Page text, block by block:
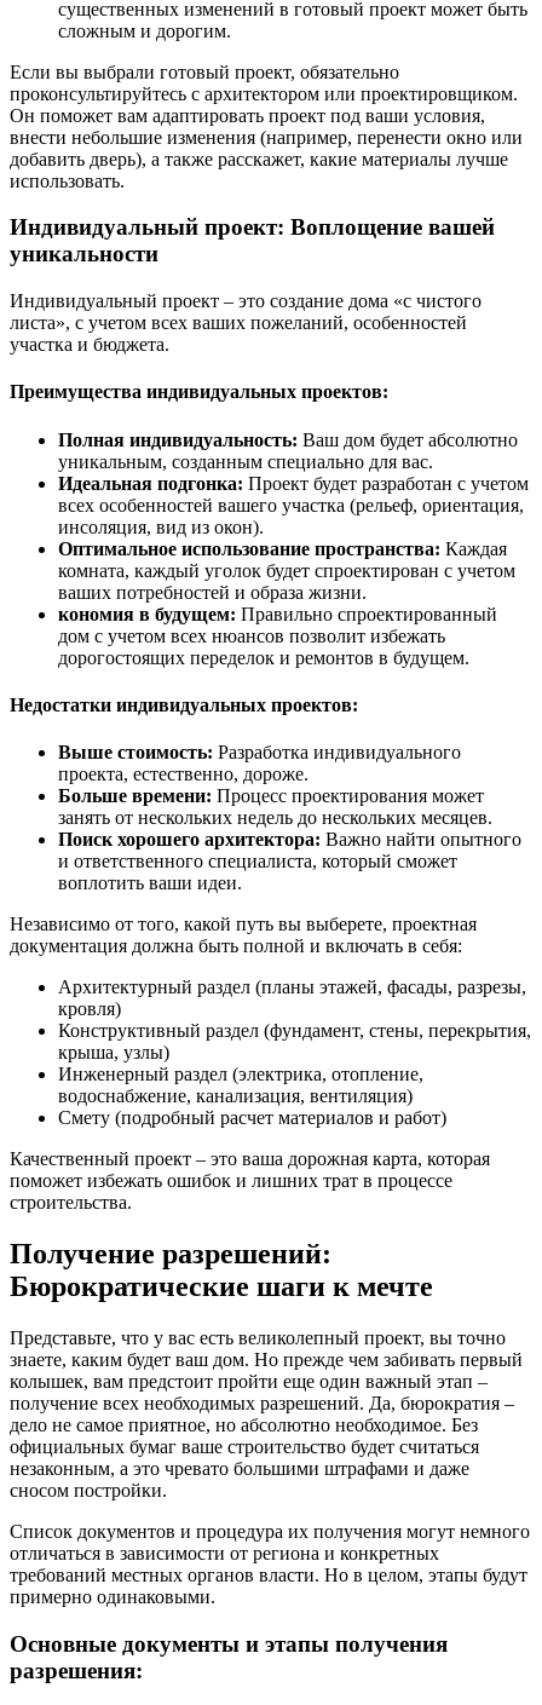
существенных изменений в готовый проект может быть
сложным и дорогим.
Если вы выбрали готовый проект, обязательно
проконсультируйтесь с архитектором или проектировщиком.
Он поможет вам адаптировать проект под ваши условия,
внести небольшие изменения (например, перенести окно или
добавить дверь), а также расскажет, какие материалы лучше
использовать.
Индивидуальный проект: Воплощение вашей
уникальности
Индивидуальный проект – это создание дома «с чистого
листа», с учетом всех ваших пожеланий, особенностей
участка и бюджета.
Преимущества индивидуальных проектов:
Полная индивидуальность: Ваш дом будет абсолютно
уникальным, созданным специально для вас.
Идеальная подгонка: Проект будет разработан с учетом
всех особенностей вашего участка (рельеф, ориентация,
инсоляция, вид из окон).
Оптимальное использование пространства: Каждая
комната, каждый уголок будет спроектирован с учетом
ваших потребностей и образа жизни.
кономия в будущем: Правильно спроектированный
дом с учетом всех нюансов позволит избежать
дорогостоящих переделок и ремонтов в будущем.
Недостатки индивидуальных проектов:
Выше стоимость: Разработка индивидуального
проекта, естественно, дороже.
Больше времени: Процесс проектирования может
занять от нескольких недель до нескольких месяцев.
Поиск хорошего архитектора: Важно найти опытного
и ответственного специалиста, который сможет
воплотить ваши идеи.
Независимо от того, какой путь вы выберете, проектная
документация должна быть полной и включать в себя:
Архитектурный раздел (планы этажей, фасады, разрезы,
кровля)
Конструктивный раздел (фундамент, стены, перекрытия,
крыша, узлы)
Инженерный раздел (электрика, отопление,
водоснабжение, канализация, вентиляция)
Смету (подробный расчет материалов и работ)
Качественный проект – это ваша дорожная карта, которая
поможет избежать ошибок и лишних трат в процессе
строительства.
Получение разрешений:
Бюрократические шаги к мечте
Представьте, что у вас есть великолепный проект, вы точно
знаете, каким будет ваш дом. Но прежде чем забивать первый
колышек, вам предстоит пройти еще один важный этап –
получение всех необходимых разрешений. Да, бюрократия –
дело не самое приятное, но абсолютно необходимое. Без
официальных бумаг ваше строительство будет считаться
незаконным, а это чревато большими штрафами и даже
сносом постройки.
Список документов и процедура их получения могут немного
отличаться в зависимости от региона и конкретных
требований местных органов власти. Но в целом, этапы будут
примерно одинаковыми.
Основные документы и этапы получения
разрешения: